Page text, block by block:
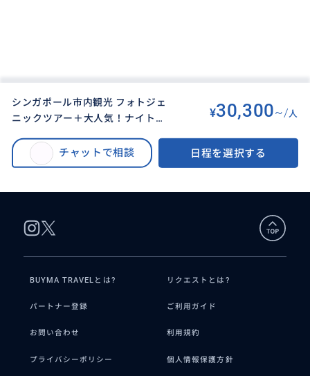
シンガポール市内観光 フォトジェ
ニックツアー＋大人気！ナイトサ
付き / リバーボート乗船でマーラ
イオン鑑賞/夕食なし＞NPZ
¥30,300~/人
チャットで相談 日程を選択する
シンガポール市内観光 フォトジェニックツアー＋大人気！ナイトサファリ ＜
午後出発 / 日本語ガイド付き / リバーボート乗船でマーライオン鑑賞/夕食な
し＞NPZ
BUYMA TRAVELとは? リクエストとは?
パートナー登録 ご利用ガイド
お問い合わせ 利用規約
プライバシーポリシー 個人情報保護方針